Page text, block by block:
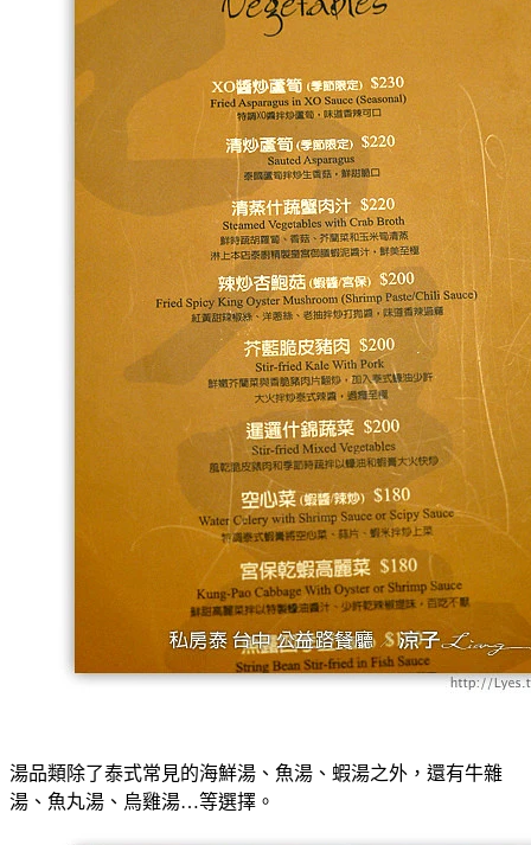
湯品類除了泰式常見的海鮮湯、魚湯、蝦湯之外，還有牛雜
湯、魚丸湯、烏雞湯…等選擇。